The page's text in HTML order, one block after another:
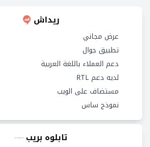
ريداش
عرض مجاني
تطبيق جوال
دعم العملاء باللغة العربية
لديه دعم RTL
مستضاف على الويب
نموذج ساس
تابلوه بريب